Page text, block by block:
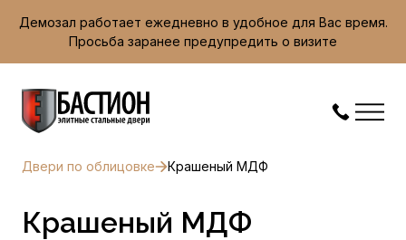
Демозал работает ежедневно в удобное для Вас время.
Просьба заранее предупредить о визите
Двери по облицовке Крашеный МДФ
Крашеный МДФ